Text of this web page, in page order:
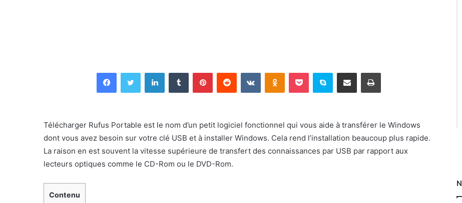
FacebookTwitter LinkedinTumblr PinterestReddit VKontakteOdnoklassniki
Pocket Skype Partager par email Imprimer
Télécharger Rufus Portable est le nom d’un petit logiciel fonctionnel qui vous aide à transférer le Windows
dont vous avez besoin sur votre clé USB et à installer Windows. Cela rend l’installation beaucoup plus rapide.
La raison en est souvent la vitesse supérieure de transfert des connaissances par USB par rapport aux
lecteurs optiques comme le CD-Rom ou le DVD-Rom.
Contenu